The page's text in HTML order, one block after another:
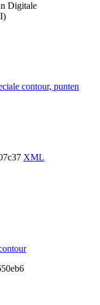
Digitale
contour, punten
XML